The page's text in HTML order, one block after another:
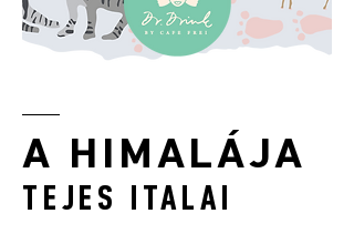
A HIMALÁJA
TEJES ITALAI